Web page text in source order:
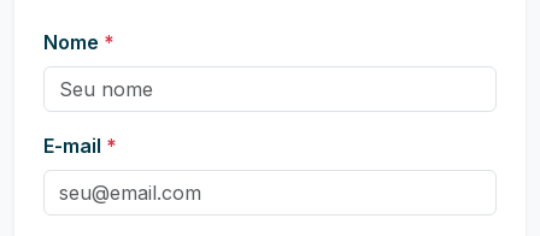
Nome *
E-mail *